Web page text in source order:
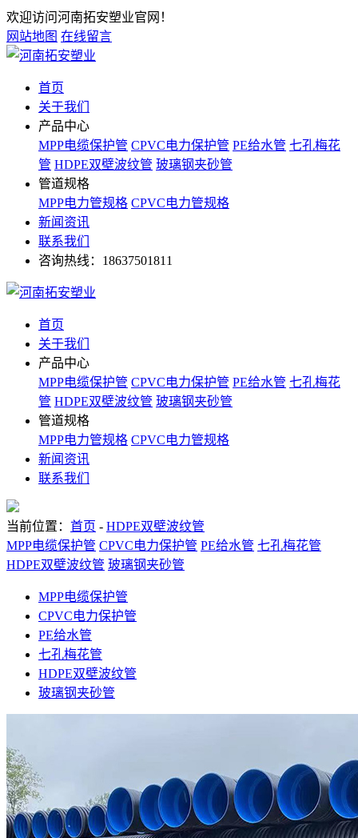
欢迎访问河南拓安塑业官网！
网站地图 在线留言
首页
关于我们
产品中心
MPP电缆保护管 CPVC电力保护管 PE给水管 七孔梅花
管 HDPE双壁波纹管 玻璃钢夹砂管
管道规格
MPP电力管规格 CPVC电力管规格
新闻资讯
联系我们
咨询热线： 18637501811
首页
关于我们
产品中心
MPP电缆保护管 CPVC电力保护管 PE给水管 七孔梅花
管 HDPE双壁波纹管 玻璃钢夹砂管
管道规格
MPP电力管规格 CPVC电力管规格
新闻资讯
联系我们
当前位置： 首页 - HDPE双壁波纹管
MPP电缆保护管 CPVC电力保护管 PE给水管 七孔梅花管
HDPE双壁波纹管 玻璃钢夹砂管
MPP电缆保护管
CPVC电力保护管
PE给水管
七孔梅花管
HDPE双壁波纹管
玻璃钢夹砂管